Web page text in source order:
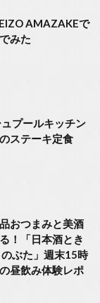
AMAZAKEで
みた
プールキッチン
ステーキ定食
おつまみと美酒
！「日本酒とき
ぶた」週末15時
昼飲み体験レポ